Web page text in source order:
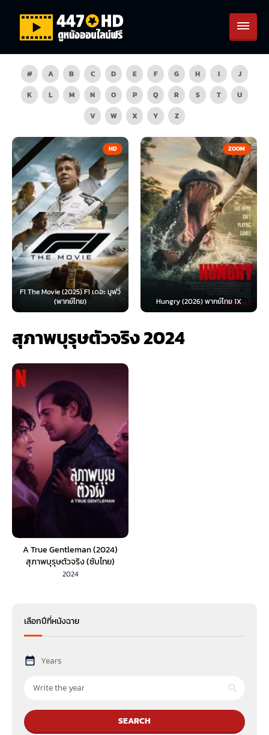
# A B C D E F G H I
J
K
L M N O P Q R S T
U
V
W X Y Z
HD
F1 The Movie (2025) F1 เดอะ มูฟวี่
(พากย์ไทย)
ZOOM
Hungry (2026) พากย์ไทย 1X
สุภาพบุรุษตัวจริง 2024
A True Gentleman (2024)
สุภาพบุรุษตัวจริง (ซับไทย)
2024
เลือกปีที่หนังฉาย
Years
SEARCH